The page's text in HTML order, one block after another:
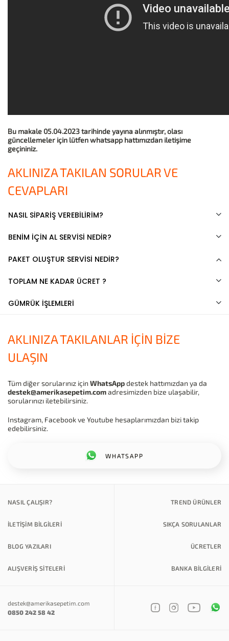
Bu makale 05.04.2023 tarihinde yayına alınmıştır, olası
güncellemeler için lütfen whatsapp hattımızdan iletişime
geçininiz.
AKLINIZA TAKILAN SORULAR VE
CEVAPLARI
NASIL SİPARİŞ VEREBİLİRİM?
BENİM İÇİN AL SERVİSİ NEDİR?
PAKET OLUŞTUR SERVİSİ NEDİR?
TOPLAM NE KADAR ÜCRET ?
GÜMRÜK İŞLEMLERİ
AKLINIZA TAKILANLAR İÇİN BİZE
ULAŞIN
WHATSAPP
Tüm diğer sorularınız için WhatsAppdestek hattımızdan ya da
destek@amerikasepetim.comadresimizden bize ulaşabilir,
sorularınızı iletebilirsiniz.
Instagram, Facebook ve Youtube hesaplarımızdan bizi takip
edebilirsiniz.
NASIL ÇALIŞIR? TREND ÜRÜNLER
İLETİŞİM BİLGİLERİ SIKÇA SORULANLAR
BLOG YAZILARI ÜCRETLER
ALIŞVERİŞ SİTELERİ BANKA BILGILERI
destek@amerikasepetim.com
0850 242 58 42